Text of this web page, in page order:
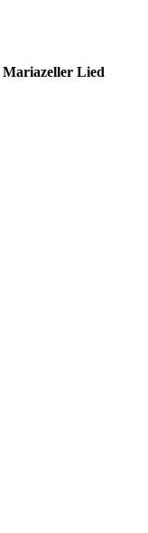
Mariazeller Lied